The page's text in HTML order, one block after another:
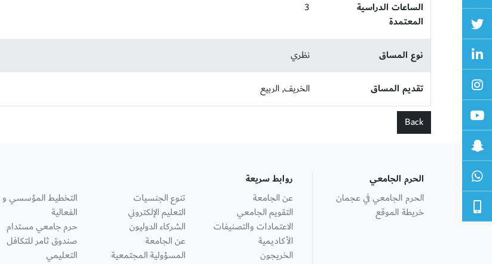
الساعات الدراسية
المعتمدة
3
نوع المساق نظري
تقديم المساق الخريف, الربيع
Back
الحرم الجامعي
الحرم الجامعي في عجمان
خريطة الموقع
روابط سريعة
عن الجامعة
التقويم الجامعي
الاعتمادات والتصنيفات
الأكاديمية
الخريجون
تنوع الجنسيات
التعليم الإلكتروني
الشركاء الدوليون
عن الجامعة
المسؤولية المجتمعية
التخطيط المؤسسي و
الفعالية
حرم جامعي مستدام
صندوق ثامر للتكافل
التعليمي